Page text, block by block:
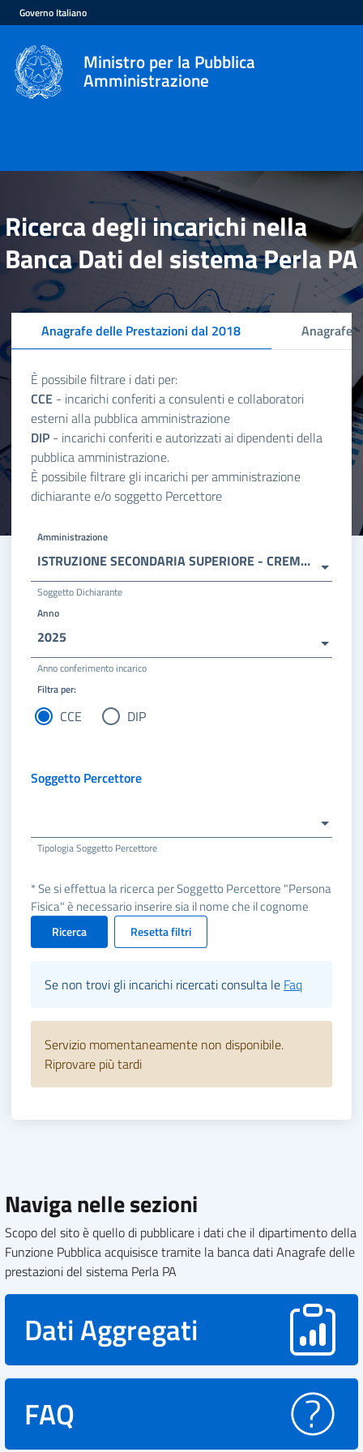
Governo Italiano
Ministro per la Pubblica
Amministrazione
Ricerca degli incarichi nella
Banca Dati del sistema Perla PA
Anagrafe delle Prestazioni dal 2018 Anagrafe
È possibile filtrare i dati per:
CCE - incarichi conferiti a consulenti e collaboratori
esterni alla pubblica amministrazione
DIP - incarichi conferiti e autorizzati ai dipendenti della
pubblica amministrazione.
È possibile filtrare gli incarichi per amministrazione
dichiarante e/o soggetto Percettore
Amministrazione
ISTRUZIONE SECONDARIA SUPERIORE - CREMONA
Soggetto Dichiarante
Anno
2025
Anno conferimento incarico
Filtra per:
CCE DIP
Soggetto Percettore
Tipologia Soggetto Percettore
* Se si effettua la ricerca per Soggetto Percettore "Persona
Fisica" è necessario inserire sia il nome che il cognome
Ricerca Resetta filtri
Se non trovi gli incarichi ricercati consulta le Faq
Servizio momentaneamente non disponibile.
Riprovare più tardi
Naviga nelle sezioni
Scopo del sito è quello di pubblicare i dati che il dipartimento della
Funzione Pubblica acquisisce tramite la banca dati Anagrafe delle
prestazioni del sistema Perla PA
Dati Aggregati
FAQ